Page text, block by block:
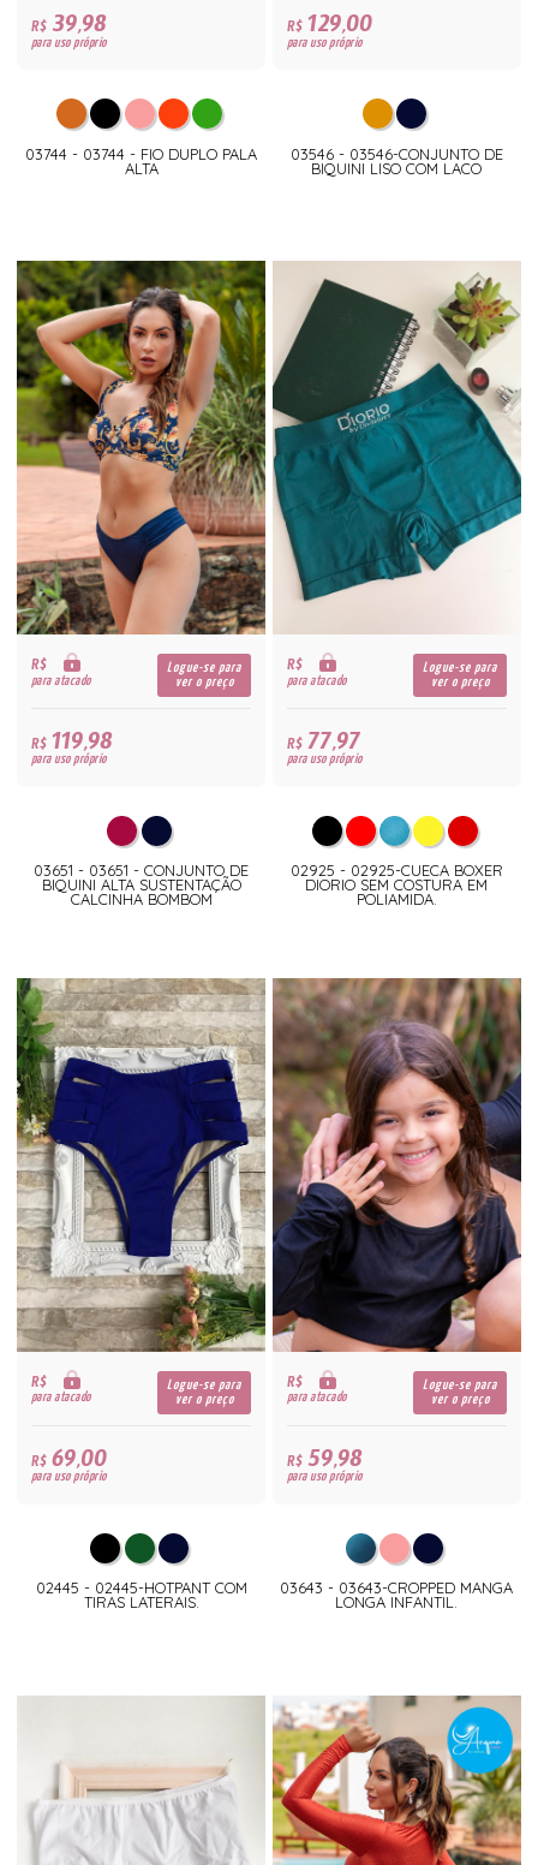
R$39,98
para uso próprio
03744 - 03744 - FIO DUPLO PALA
ALTA
R$129,00
para uso próprio
03546 - 03546-CONJUNTO DE
BIQUINI LISO COM LACO
R$
para atacado
Logue-se para
ver o preço
R$119,98
para uso próprio
03651 - 03651 - CONJUNTO DE
BIQUINI ALTA SUSTENTAÇÃO
CALCINHA BOMBOM
R$
para atacado
Logue-se para
ver o preço
R$77,97
para uso próprio
02925 - 02925-CUECA BOXER
DIORIO SEM COSTURA EM
POLIAMIDA.
R$
para atacado
Logue-se para
ver o preço
R$69,00
para uso próprio
02445 - 02445-HOTPANT COM
TIRAS LATERAIS.
R$
para atacado
Logue-se para
ver o preço
R$59,98
para uso próprio
03643 - 03643-CROPPED MANGA
LONGA INFANTIL.